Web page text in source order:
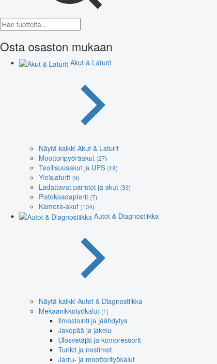
Osta osaston mukaan
Akut & Laturit
Näytä kaikki Akut & Laturit
Moottoripyöräakut (27)
Teollisuusakut ja UPS (18)
Yleislaturit (9)
Ladattavat paristot ja akut (39)
Pistokeadapterit (7)
Kamera-akut (134)
Autot & Diagnostiikka
Näytä kaikki Autot & Diagnostiikka
Mekaanikkotyökalut (1)
Ilmastointi ja jäähdytys
Jakopää ja jakelu
Ulosvetäjät ja kompressorit
Tunkit ja nostimet
Jarru- ja moottorityökalut